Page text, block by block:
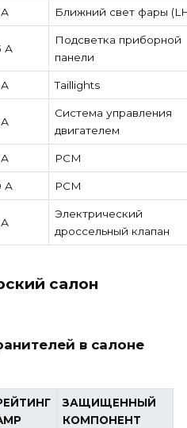
А Ближний свет фары
А
Подсветка приборной
панели
А Taillights
А
Система управления
двигателем
А PCM
А PCM
А
Электрический
дроссельный клапан
салон
в салоне
ЗАЩИЩЕННЫЙ
КОМПОНЕНТ